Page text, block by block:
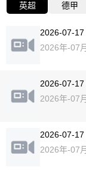
英超 德甲
2026-07-17
2026年-07
2026-07-
2026年-07
2026-07-
2026年-07